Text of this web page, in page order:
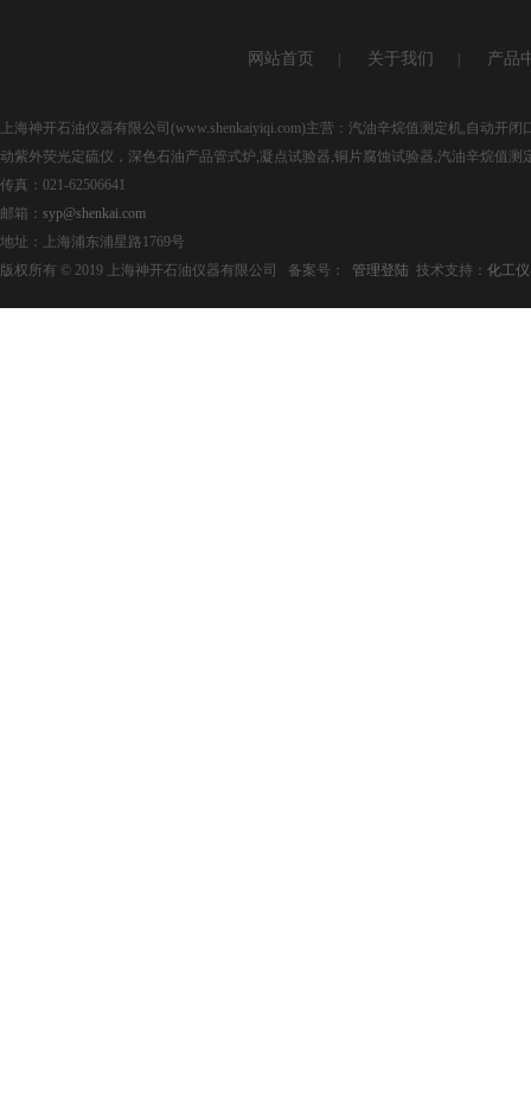
网站首页 关于我们 产品
上海神开石油仪器有限公司(www.shenkaiyiqi.com)主营：汽油辛烷值测定机,自动
动紫外荧光定硫仪，深色石油产品管式炉,凝点试验器,铜片腐蚀试验器,汽油辛烷值测
传真：021-62506641
邮箱： syp@shenkai.com
地址：上海浦东浦星路1769号
版权所有 © 2019 上海神开石油仪器有限公司 备案号：
管理登陆 技术支持： 化工